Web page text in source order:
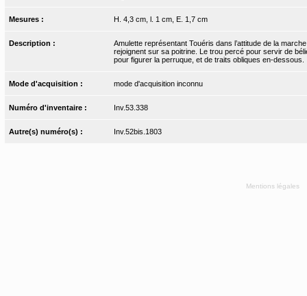
Mesures : H. 4,3 cm, l. 1 cm, E. 1,7 cm
Description :
Amulette représentant Touéris dans l’attitude de la
rejoignent sur sa poitrine. Le trou percé pour servir de
pour figurer la perruque, et de traits obliques en-dessous.
Mode d'acquisition : mode d'acquisition inconnu
Numéro d'inventaire : Inv.53.338
Autre(s) numéro(s) : Inv.52bis.1803
Mentions légales